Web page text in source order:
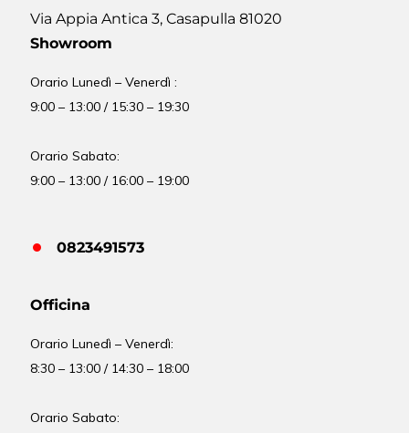
Via Appia Antica 3, Casapulla 81020
Showroom
Orario Lunedì – Venerdì :
9:00 – 13:00 / 15:30 – 19:30
Orario Sabato:
9:00 – 13:00 / 16:00 – 19:00
0823491573
Officina
OrarioLunedì – Venerdì:
8:30 – 13:00 / 14:30 – 18:00
Orario Sabato: